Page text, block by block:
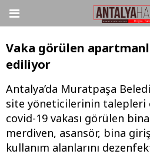
Vaka görülen
ediliyor
Antalya’da Muratpaşa
site yöneticilerinin talepleri
covid-19 vakası görülen
merdiven, asansör, bina
kullanım alanlarını